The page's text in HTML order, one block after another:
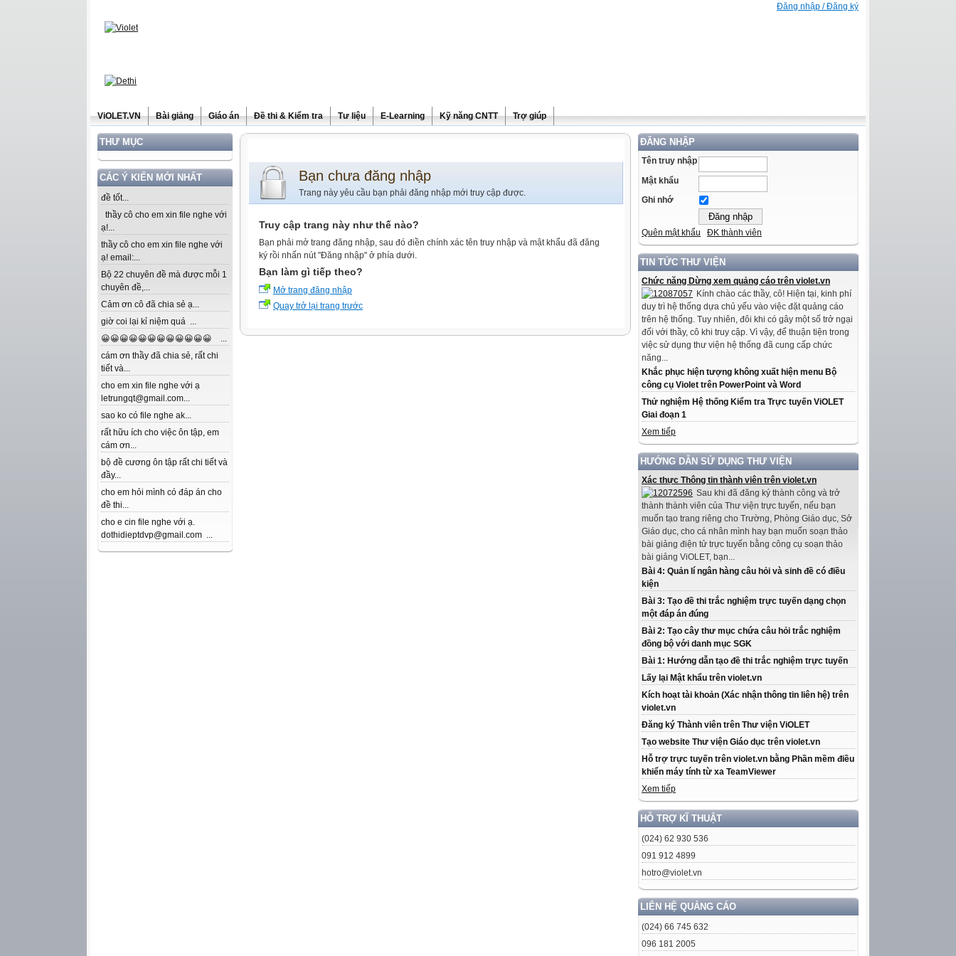
Đăng nhập / Đăng ký
ViOLET.VN Bài giảng Giáo án Đề thi & Kiểm tra Tư liệu E-Learning Kỹ năng CNTT Trợ giúp
THƯ MỤC
CÁC Ý KIẾN MỚI NHẤT
đề tốt...
thầy cô cho em xin file nghe với
ạ!...
thầy cô cho em xin file nghe với
ạ! email:...
Bộ 22 chuyên đề mà được mỗi 1
chuyên đề,...
Cảm ơn cô đã chia sẻ ạ...
giờ coi lại kỉ niệm quá ...
😀😀😀😀😀😀😀😀😀😀😀😀 ...
cám ơn thầy đã chia sẻ, rất chi
tiết và...
cho em xin file nghe với ạ
letrungqt@gmail.com...
sao ko có file nghe ak...
rất hữu ích cho việc ôn tập, em
cám ơn...
bộ đề cương ôn tập rất chi tiết và
đầy...
cho em hỏi mình có đáp án cho
đề thi...
cho e cin file nghe với ạ.
dothidieptdvp@gmail.com ...
ĐĂNG NHẬP
Tên truy nhập
Mật khẩu
Ghi nhớ
Quên mật khẩu ĐK thành viên
TIN TỨC THƯ VIỆN
Chức năng Dừng xem quảng cáo trên violet.vn
Kính chào các thầy, cô! Hiện tại, kinh phí
duy trì hệ thống dựa chủ yếu vào việc đặt quảng cáo
trên hệ thống. Tuy nhiên, đôi khi có gây một số trở ngại
đối với thầy, cô khi truy cập. Vì vậy, để thuận tiện trong
việc sử dụng thư viện hệ thống đã cung cấp chức
năng...
Khắc phục hiện tượng không xuất hiện menu Bộ
công cụ Violet trên PowerPoint và Word
Thử nghiệm Hệ thống Kiểm tra Trực tuyến ViOLET
Giai đoạn 1
Xem tiếp
HƯỚNG DẪN SỬ DỤNG THƯ VIỆN
Xác thực Thông tin thành viên trên violet.vn
Sau khi đã đăng ký thành công và trở
thành thành viên của Thư viện trực tuyến, nếu bạn
muốn tạo trang riêng cho Trường, Phòng Giáo dục, Sở
Giáo dục, cho cá nhân mình hay bạn muốn soạn thảo
bài giảng điện tử trực tuyến bằng công cụ soạn thảo
bài giảng ViOLET, bạn...
Bài 4: Quản lí ngân hàng câu hỏi và sinh đề có điều
kiện
Bài 3: Tạo đề thi trắc nghiệm trực tuyến dạng chọn
một đáp án đúng
Bài 2: Tạo cây thư mục chứa câu hỏi trắc nghiệm
đồng bộ với danh mục SGK
Bài 1: Hướng dẫn tạo đề thi trắc nghiệm trực tuyến
Lấy lại Mật khẩu trên violet.vn
Kích hoạt tài khoản (Xác nhận thông tin liên hệ) trên
violet.vn
Đăng ký Thành viên trên Thư viện ViOLET
Tạo website Thư viện Giáo dục trên violet.vn
Hỗ trợ trực tuyến trên violet.vn bằng Phần mềm điều
khiển máy tính từ xa TeamViewer
Xem tiếp
HỖ TRỢ KĨ THUẬT
(024) 62 930 536
091 912 4899
hotro@violet.vn
LIÊN HỆ QUẢNG CÁO
(024) 66 745 632
096 181 2005
Bạn chưa đăng nhập
Trang này yêu cầu bạn phải đăng nhập mới truy cập được.
Truy cập trang này như thế nào?
Bạn phải mở trang đăng nhập, sau đó điền chính xác tên truy nhập và mật khẩu đã đăng
ký rồi nhấn nút "Đăng nhập" ở phía dưới.
Bạn làm gì tiếp theo?
Mở trang đăng nhập
Quay trở lại trang trước